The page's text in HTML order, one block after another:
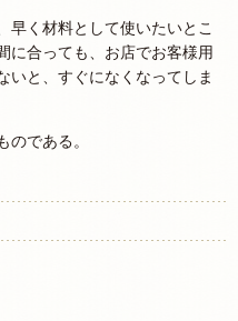
早く材料として使いたいとこ
に合っても、お店でお客様用
いと、すぐになくなってしま
のである。